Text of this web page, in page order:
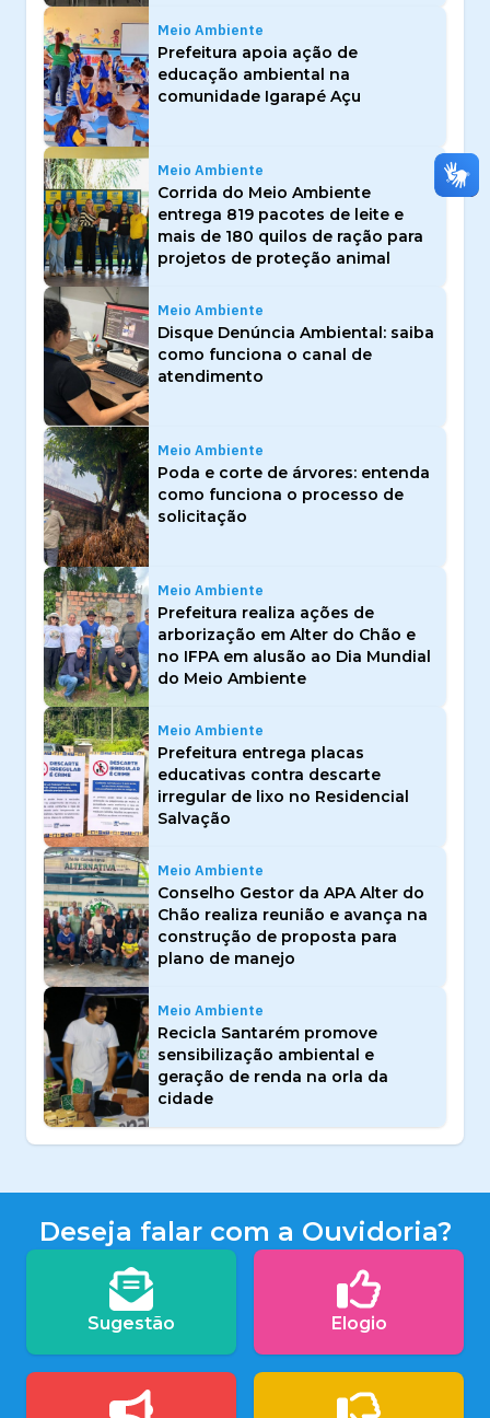
Meio Ambiente
Prefeitura apoia ação de
educação ambiental na
comunidade Igarapé Açu
Meio Ambiente
Corrida do Meio Ambiente
entrega 819 pacotes de leite e
mais de 180 quilos de ração para
projetos de proteção animal
Meio Ambiente
Disque Denúncia Ambiental: saiba
como funciona o canal de
atendimento
Meio Ambiente
Poda e corte de árvores: entenda
como funciona o processo de
solicitação
Meio Ambiente
Prefeitura realiza ações de
arborização em Alter do Chão e
no IFPA em alusão ao Dia Mundial
do Meio Ambiente
Meio Ambiente
Prefeitura entrega placas
educativas contra descarte
irregular de lixo no Residencial
Salvação
Meio Ambiente
Conselho Gestor da APA Alter do
Chão realiza reunião e avança na
construção de proposta para
plano de manejo
Meio Ambiente
Recicla Santarém promove
sensibilização ambiental e
geração de renda na orla da
cidade
Deseja falar com a Ouvidoria?
Sugestão Elogio